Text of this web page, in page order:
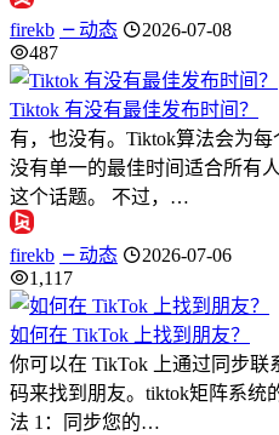
firekb 动态
2026-07-08
487
Tiktok 有没有最佳发布时间？
有，也没有。Tiktok算法会为
没有单一的最佳时间适合所有
这个话题。 不过，…
firekb 动态
2026-07-06
1,117
如何在 TikTok 上找到朋友？
你可以在 TikTok 上通过同步
码来找到朋友。tiktok矩阵系统
法 1：同步您的…